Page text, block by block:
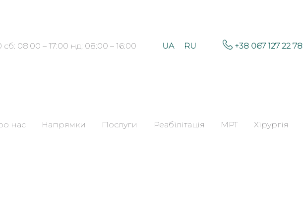
08:00 – 17:00 нд: 08:00 – 16:00 UA RU +38 067 127 22 78
нас Напрямки Послуги Реабілітація МРТ Хірургія